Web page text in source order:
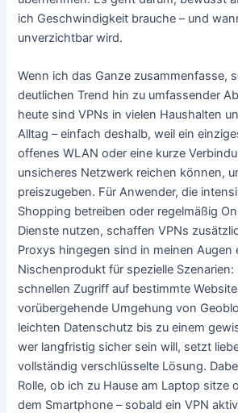
ich Geschwindigkeit brauche – und
unverzichtbar wird.
Wenn ich das Ganze zusammenfasse,
deutlichen Trend hin zu umfassender
heute sind VPNs in vielen Haushalten
Alltag – einfach deshalb, weil ein
offenes WLAN oder eine kurze
unsicheres Netzwerk reichen können,
preiszugeben. Für Anwender, die
Shopping betreiben oder regelmäßig
Dienste nutzen, schaffen VPNs
Proxys hingegen sind in meinen Augen
Nischenprodukt für spezielle Szenarien:
schnellen Zugriff auf bestimmte
vorübergehende Umgehung von
leichten Datenschutz bis zu einem
wer langfristig sicher sein will, setzt
vollständig verschlüsselte Lösung.
Rolle, ob ich zu Hause am Laptop sitze
dem Smartphone – sobald ein VPN